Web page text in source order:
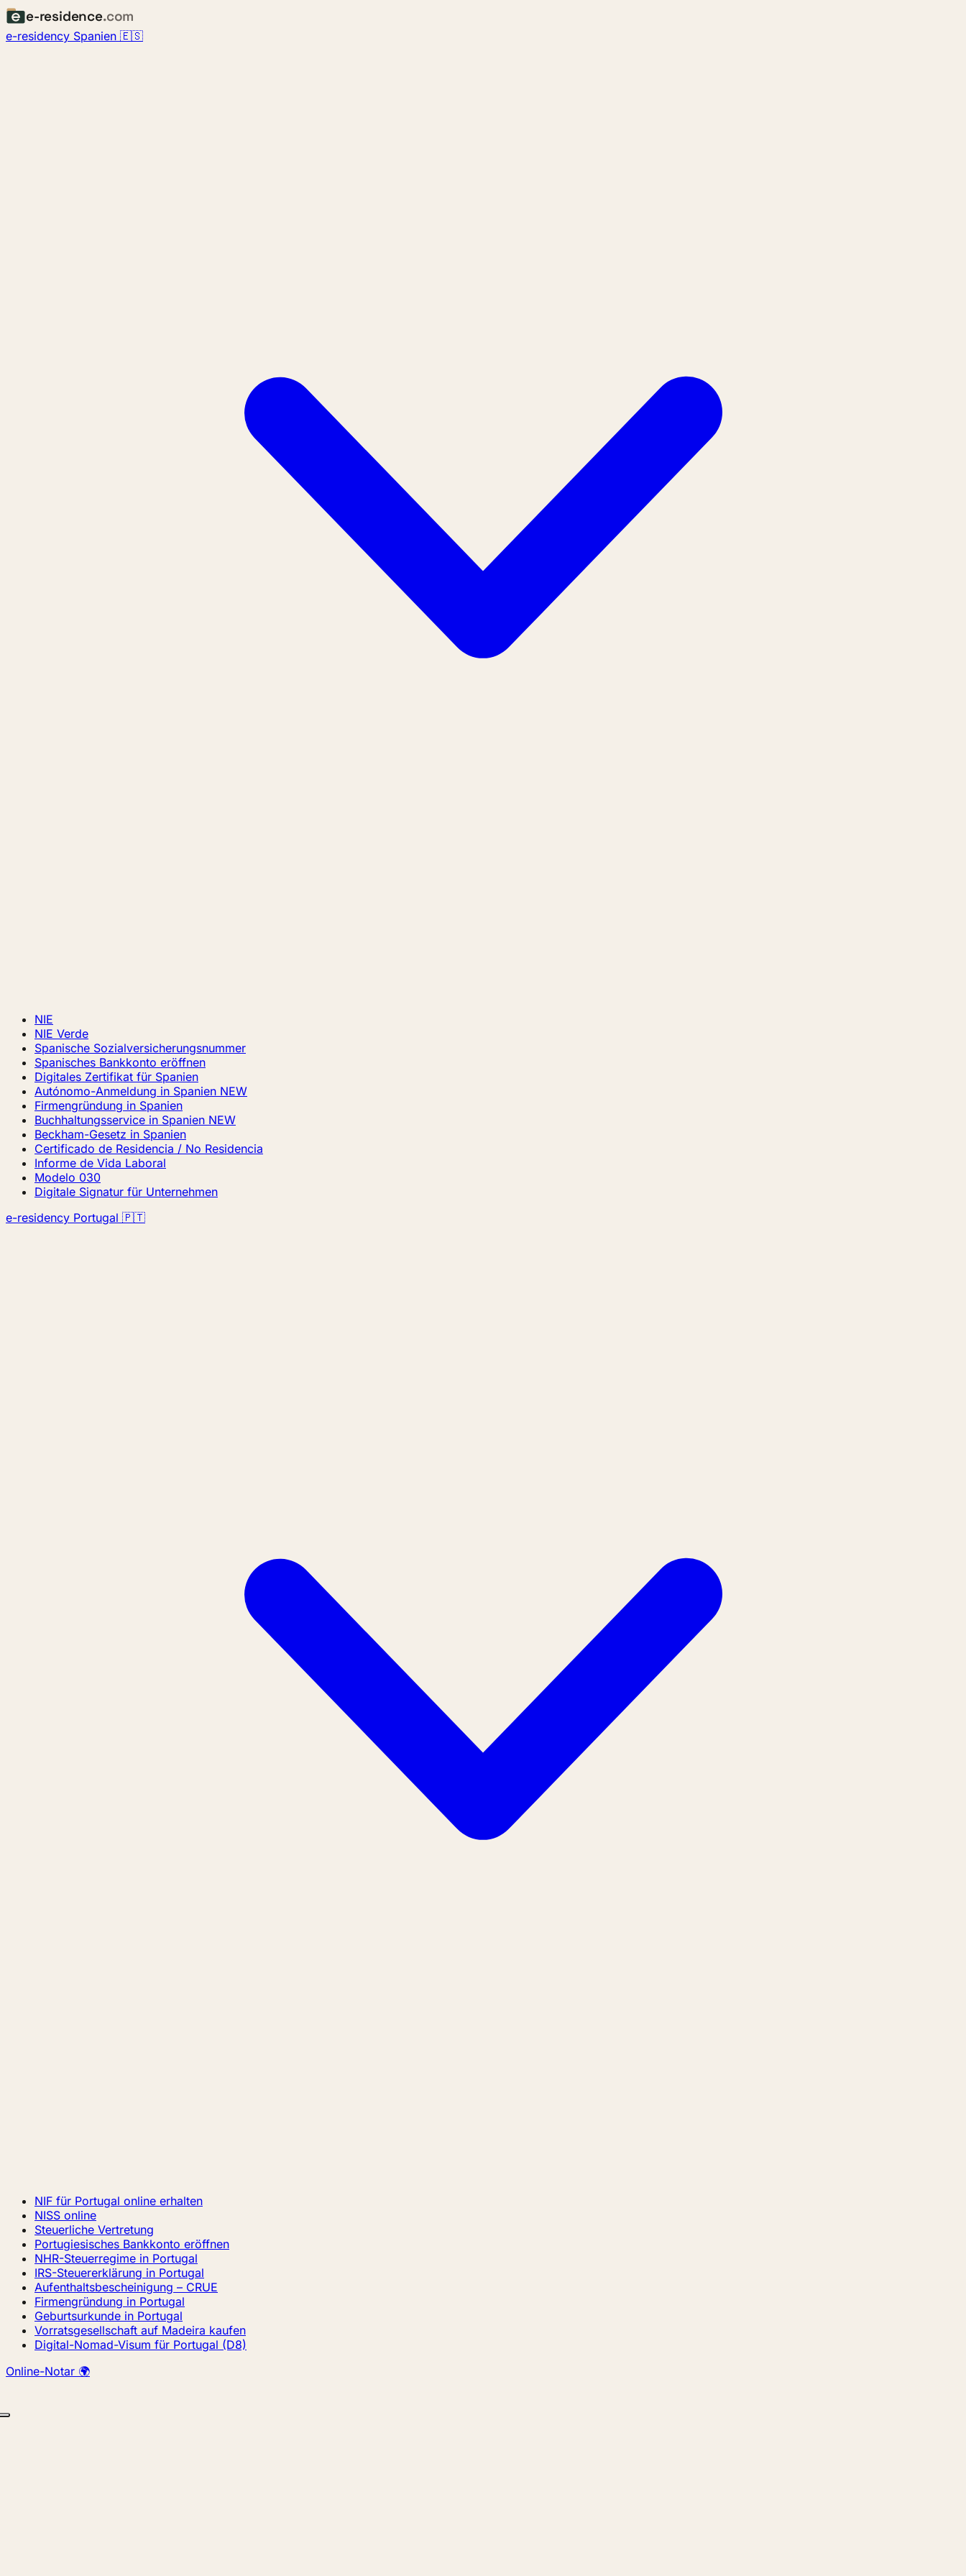
e-residence.com
e-residency Spanien 🇪🇸
NIE
NIE Verde
Spanische Sozialversicherungsnummer
Spanisches Bankkonto eröffnen
Digitales Zertifikat für Spanien
Autónomo-Anmeldung in Spanien NEW
Firmengründung in Spanien
Buchhaltungsservice in Spanien NEW
Beckham-Gesetz in Spanien
Certificado de Residencia / No Residencia
Informe de Vida Laboral
Modelo 030
Digitale Signatur für Unternehmen
e-residency Portugal 🇵🇹
NIF für Portugal online erhalten
NISS online
Steuerliche Vertretung
Portugiesisches Bankkonto eröffnen
NHR-Steuerregime in Portugal
IRS-Steuererklärung in Portugal
Aufenthaltsbescheinigung – CRUE
Firmengründung in Portugal
Geburtsurkunde in Portugal
Vorratsgesellschaft auf Madeira kaufen
Digital-Nomad-Visum für Portugal (D8)
Online-Notar 🌍